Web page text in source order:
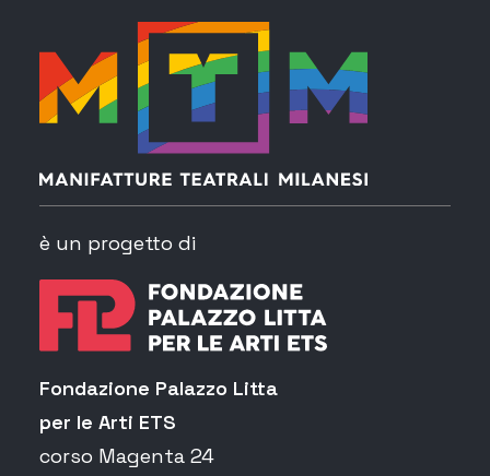
è un progetto di
Fondazione Palazzo Litta
per le Arti ETS
corso Magenta 24